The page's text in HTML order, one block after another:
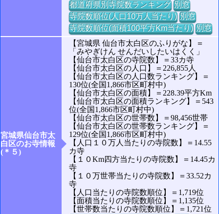
都道府県別寺院数ランキング 別窓
寺院数順位(人口10万人当たり) 別窓
寺院数順位(面積100平方Km当たり) 別窓
宮城県仙台市太
白区のお寺情報
(＊５)
【宮城県 仙台市太白区のふりがな】＝
「みやぎけん せんだいしたいはくく」
【仙台市太白区の寺院数】＝33カ寺
【仙台市太白区の人口】＝226,855人
【仙台市太白区の人口数ランキング】＝
130位(全国1,866市区町村中)
【仙台市太白区の面積】＝228.39平方Km
【仙台市太白区の面積ランキング】＝543
位(全国1,866市区町村中)
【仙台市太白区の世帯数】＝98,456世帯
【仙台市太白区の世帯数ランキング】＝
129位(全国1,866市区町村中)
【人口１０万人当たりの寺院数】＝14.55
カ寺
【１０Km四方当たりの寺院数】＝14.45カ
寺
【１０万世帯当たりの寺院数】＝33.52カ
寺
【人口当たりの寺院数順位】＝1,719位
【面積当たりの寺院数順位】＝1,135位
【世帯数当たりの寺院数順位】＝1,721位